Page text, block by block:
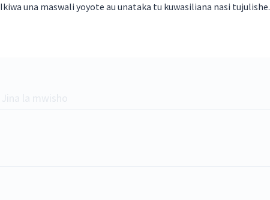
Ikiwa una maswali yoyote au unataka tu kuwasiliana nasi tujulishe.